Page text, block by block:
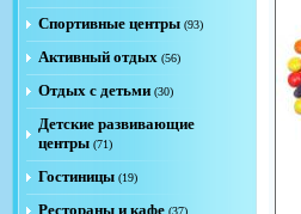
Спортивные центры (93)
Активный отдых (56)
Отдых с детьми (30)
Детские развивающие
центры (71)
Гостиницы (19)
Рестораны и кафе (37)